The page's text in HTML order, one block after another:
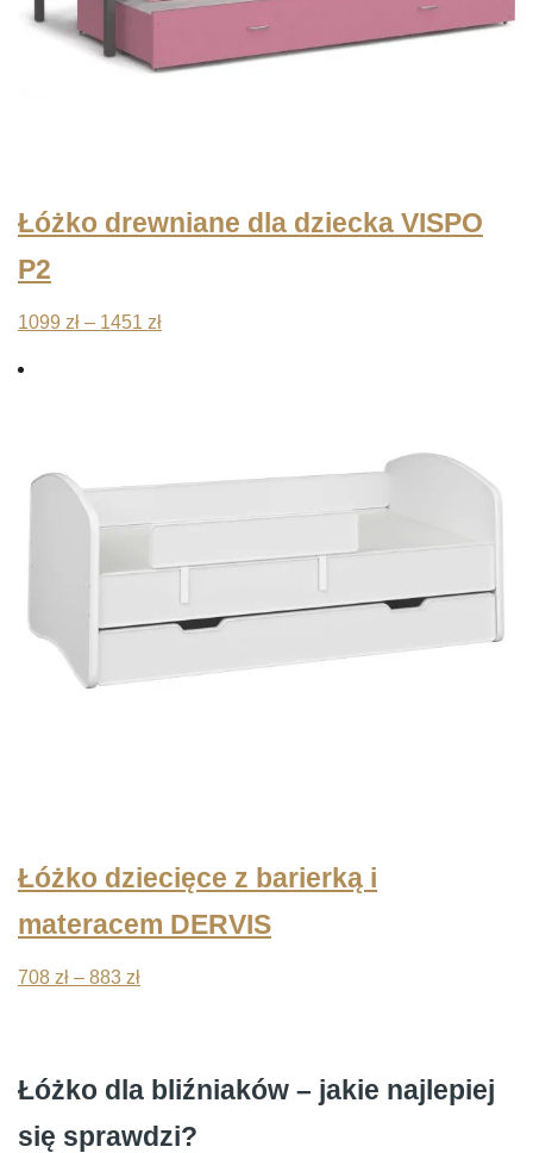
Łóżko drewniane dla dziecka VISPO
P2
1099 zł – 1451 złZakres
1451 zł
Łóżko dziecięce z barierką i
materacem DERVIS
708 zł – 883 złZakres
708 zł
do
883 zł
Łóżko dla bliźniaków – jakie najlepiej
się sprawdzi?